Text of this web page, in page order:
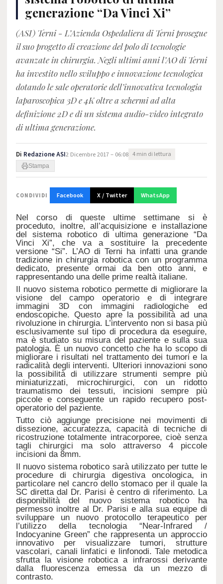
generazione “Da Vinci Xi”
(ASI) Terni - L’Azienda Ospedaliera di Terni prosegue
il suo progetto di creazione del polo di tecnologie
avanzate in chirurgia. Negli ultimi anni l’AO di Terni
ha investito nello sviluppo e innovazione tecnologica
dotando le sale operatorie dell’innovativa tecnologia
laparoscopica 3D e 4K oltre a schermi ad alta
definizione 2D e di un sistema audio-video integrato
di ultima generazione.
Di Redazione ASI2 Dicembre 2017 – 06:08 4 min di lettura
Stampa
CONDIVIDI Facebook X / Twitter WhatsApp
Nel corso di queste ultime settimane si è
proceduto, inoltre, all’acquisizione e installazione
del sistema robotico di ultima generazione “Da
Vinci Xi”, che va a sostituire la precedente
versione “Si”. L’AO di Terni ha infatti una grande
tradizione in chirurgia robotica con un programma
dedicato, presente ormai da ben otto anni, e
rappresentando una delle prime realtà italiane.
Il nuovo sistema robotico permette di migliorare la
visione del campo operatorio e di integrare
immagini 3D con immagini radiologiche ed
endoscopiche. Questo apre la possibilità ad una
rivoluzione in chirurgia. L’intervento non si basa più
esclusivamente sul tipo di procedura da eseguire,
ma è studiato su misura del paziente e sulla sua
patologia. È un nuovo concetto che ha lo scopo di
migliorare i risultati nel trattamento dei tumori e la
radicalità degli interventi. Ulteriori innovazioni sono
la possibilità di utilizzare strumenti sempre più
miniaturizzati, microchirurgici, con un ridotto
traumatismo dei tessuti, incisioni sempre più
piccole e conseguente un rapido recupero post-
operatorio del paziente.
Tutto ciò aggiunge precisione nei movimenti di
dissezione, accuratezza, capacità di tecniche di
ricostruzione totalmente intracorporee, cioè senza
tagli chirurgici ma solo attraverso 4 piccole
incisioni da 8mm.
Il nuovo sistema robotico sarà utilizzato per tutte le
procedure di chirurgia digestiva oncologica, in
particolare nel cancro dello stomaco per il quale la
SC diretta dal Dr. Parisi è centro di riferimento. La
disponibilità del nuovo sistema robotico ha
permesso inoltre al Dr. Parisi e alla sua equipe di
sviluppare un nuovo protocollo terapeutico per
l’utilizzo della tecnologia “Near-Infrared /
Indocyanine Green” che rappresenta un approccio
innovativo per visualizzare tumori, strutture
vascolari, canali linfatici e linfonodi. Tale metodica
sfrutta la visione robotica a infrarossi derivante
dalla fluorescenza emessa da un mezzo di
contrasto.